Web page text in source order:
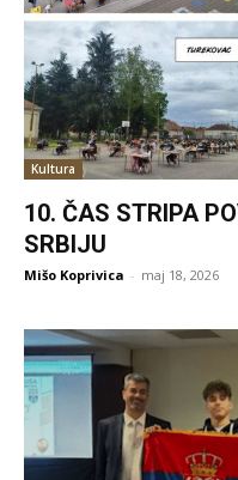
Kultura
10. ČAS STRIPA
SRBIJU
Mišo Koprivica - maj 18, 2026